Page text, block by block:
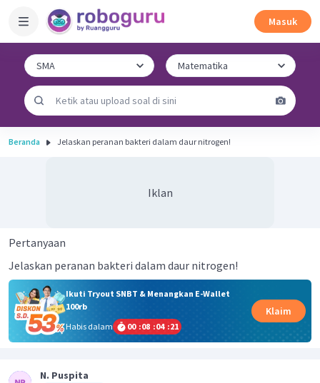
Masuk
Beranda Jelaskan peranan bakteri dalam daur nitrogen!
Iklan
Pertanyaan
Jelaskan peranan bakteri dalam daur nitrogen!
Ikuti Tryout SNBT & Menangkan E-Wallet
100rb
Habis dalam
00 :08 :04 :21
Klaim
N. Puspita